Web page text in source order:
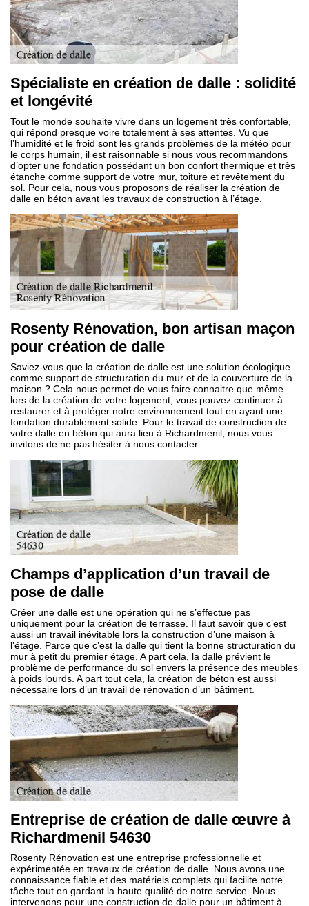
Spécialiste en création de dalle : solidité
et longévité
Tout le monde souhaite vivre dans un logement très confortable,
qui répond presque voire totalement à ses attentes. Vu que
l’humidité et le froid sont les grands problèmes de la météo pour
le corps humain, il est raisonnable si nous vous recommandons
d’opter une fondation possédant un bon confort thermique et très
étanche comme support de votre mur, toiture et revêtement du
sol. Pour cela, nous vous proposons de réaliser la création de
dalle en béton avant les travaux de construction à l’étage.
Rosenty Rénovation, bon artisan maçon
pour création de dalle
Saviez-vous que la création de dalle est une solution écologique
comme support de structuration du mur et de la couverture de la
maison ? Cela nous permet de vous faire connaitre que même
lors de la création de votre logement, vous pouvez continuer à
restaurer et à protéger notre environnement tout en ayant une
fondation durablement solide. Pour le travail de construction de
votre dalle en béton qui aura lieu à Richardmenil, nous vous
invitons de ne pas hésiter à nous contacter.
Champs d’application d’un travail de
pose de dalle
Créer une dalle est une opération qui ne s’effectue pas
uniquement pour la création de terrasse. Il faut savoir que c’est
aussi un travail inévitable lors la construction d’une maison à
l’étage. Parce que c’est la dalle qui tient la bonne structuration du
mur à petit du premier étage. A part cela, la dalle prévient le
problème de performance du sol envers la présence des meubles
à poids lourds. A part tout cela, la création de béton est aussi
nécessaire lors d’un travail de rénovation d’un bâtiment.
Entreprise de création de dalle œuvre à
Richardmenil 54630
Rosenty Rénovation est une entreprise professionnelle et
expérimentée en travaux de création de dalle. Nous avons une
connaissance fiable et des matériels complets qui facilite notre
tâche tout en gardant la haute qualité de notre service. Nous
intervenons pour une construction de dalle pour un bâtiment à